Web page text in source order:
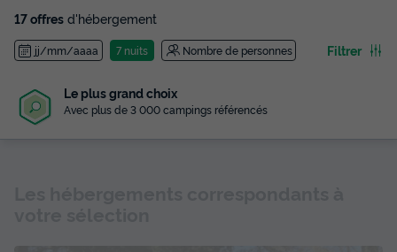
17 offres d'hébergement
jj/mm/aaaa 7 nuits Nombre de personnes Filtrer
Le plus grand choix
Avec plus de 3 000 campings référencés